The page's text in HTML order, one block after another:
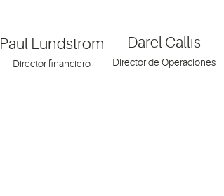
Paul Lundstrom
Director financiero
Darel Callis
Director de Operaciones